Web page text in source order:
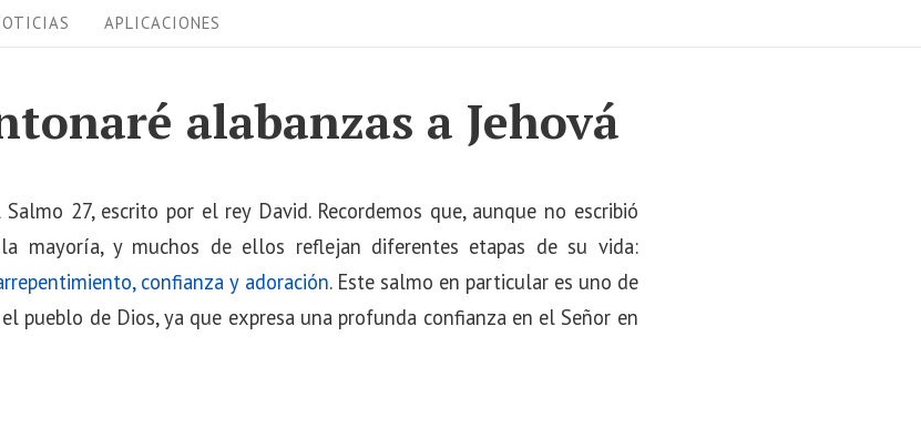
APLICACIONES
alabanzas a Jehová
27, escrito por el rey David. Recordemos que, aunque no escribió
mayoría, y muchos de ellos reflejan diferentes etapas de su vida:
confianza y adoración. Este salmo en particular es uno de
pueblo de Dios, ya que expresa una profunda confianza en el Señor en